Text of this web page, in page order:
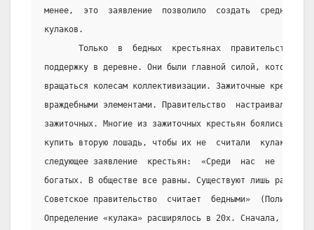
менее,  это  заявление  позволило  создать  средний
кулаков.
Только  в  бедных  крестьянах  правительство
поддержку в деревне. Они были главной силой, которая
вращаться колесам коллективизации. Зажиточные
враждебными элементами. Правительство  настраивало
зажиточных. Многие из зажиточных крестьян боялись
купить вторую лошадь, чтобы их не  считали  кулаками.
следующее заявление  крестьян:  «Среди  нас  не
богатых. В обществе все равны. Существуют лишь
Советское правительство  считает  бедными»
Определение «кулака» расширялось в 20х. Сначала,